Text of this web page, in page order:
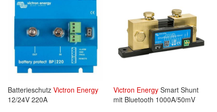
Batterieschutz Victron Energy
12/24V 220A
Victron Energy Smart Shunt
mit Bluetooth 1000A/50mV